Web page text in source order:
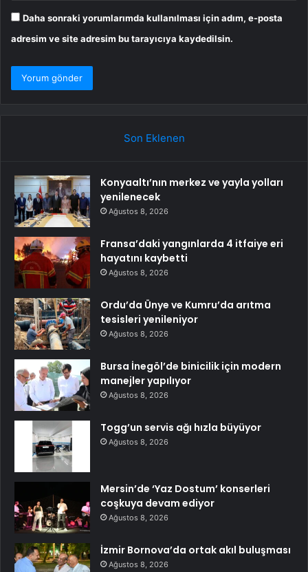
Daha sonraki yorumlarımda kullanılması için adım, e-posta
adresim ve site adresim bu tarayıcıya kaydedilsin.
Son Eklenen
Konyaaltı’nın merkez ve yayla yolları
yenilenecek
Ağustos 8, 2026
Fransa’daki yangınlarda 4 itfaiye eri
hayatını kaybetti
Ağustos 8, 2026
Ordu’da Ünye ve Kumru’da arıtma
tesisleri yenileniyor
Ağustos 8, 2026
Bursa İnegöl’de binicilik için modern
manejler yapılıyor
Ağustos 8, 2026
Togg’un servis ağı hızla büyüyor
Ağustos 8, 2026
Mersin’de ‘Yaz Dostum’ konserleri
coşkuya devam ediyor
Ağustos 8, 2026
İzmir Bornova’da ortak akıl buluşması
Ağustos 8, 2026